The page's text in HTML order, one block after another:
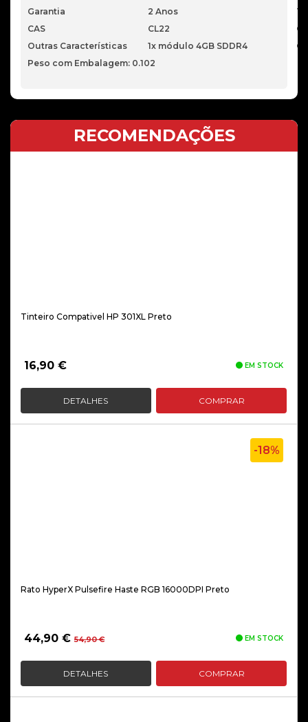
Garantia
2 Anos
CAS
CL22
Outras Características
1x módulo 4GB SDDR4
Peso com Embalagem: 0.102
RECOMENDAÇÕES
Tinteiro Compativel HP 301XL Preto
16,90 € EM STOCK
DETALHES COMPRAR
-18%
Rato HyperX Pulsefire Haste RGB 16000DPI Preto
54,90€O
original
era:
44,90 €
O
atual
é:
EM STOCK
DETALHES COMPRAR